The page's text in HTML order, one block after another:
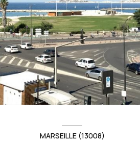
MARSEILLE (13008)